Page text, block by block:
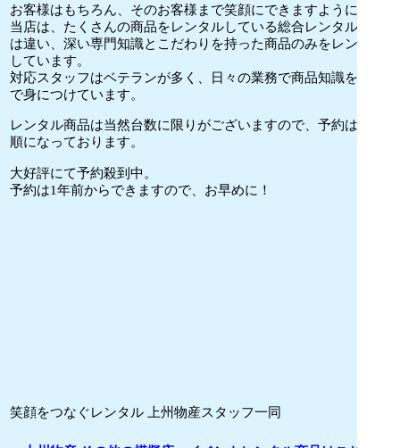
お客様はもちろん、そのお客様まで笑顔にできますように。
当店は、たくさんの商品をレンタルしている総合レンタル店と
は違い、深い専門知識とこだわりを持った商品のみをレンタル
しています。
対応スタッフはベテランが多く、日々の業務で商品知識を実地
で身につけています。
レンタル商品は当然台数に限りがございますので、予約は先着
順になっております。
大好評にて予約殺到中。
予約は1年前からできますので、お早めに！
笑顔をつなぐレンタル 上州物産スタッフ一同